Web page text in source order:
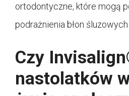
ortodontyczne, które mogą
podrażnienia błon
Czy
nastolatków